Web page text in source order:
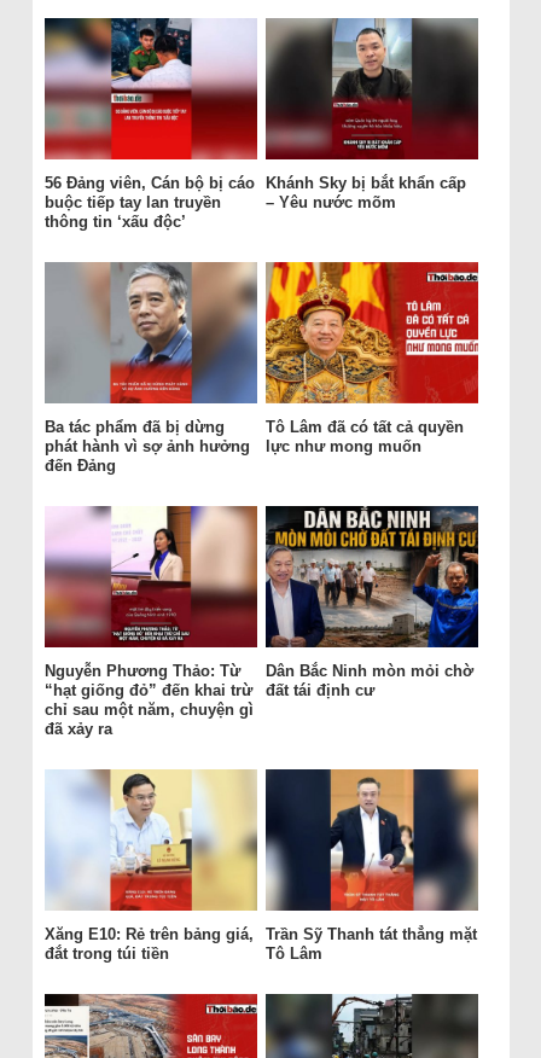
56 Đảng viên, Cán bộ bị cáo
buộc tiếp tay lan truyền
thông tin ‘xấu độc’
Khánh Sky bị bắt khẩn cấp
– Yêu nước mõm
Ba tác phẩm đã bị dừng
phát hành vì sợ ảnh hưởng
đến Đảng
Tô Lâm đã có tất cả quyền
lực như mong muốn
Nguyễn Phương Thảo: Từ
“hạt giống đỏ” đến khai trừ
chỉ sau một năm, chuyện gì
đã xảy ra
Dân Bắc Ninh mòn mỏi chờ
đất tái định cư
Xăng E10: Rẻ trên bảng giá,
đắt trong túi tiền
Trần Sỹ Thanh tát thẳng mặt
Tô Lâm